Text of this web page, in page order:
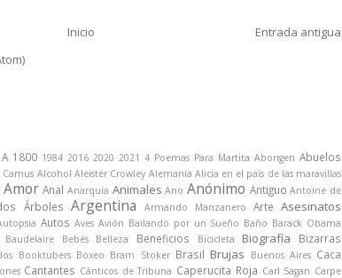
Entrada antigua
Inicio
1800 1984 2016 2020 2021 4 Poemas Para Martita Aborigen Abuelos
Alcohol Aleister Crowley Alemania Alicia en el país de las maravillas
Amor Anal Anarquía Animales Ano Anónimo Antiguo Antoine de
Árboles Argentina Armando Manzanero Arte Asesinatos
Autos Aves Avión Bailando por un Sueño Baño Barack Obama
Baudelaire Bebés Belleza Beneficios Bicicleta Biografía Bizarras
Booktubers Boxeo Bram Stoker Brasil Brujas Buenos Aires Caca
Cantantes Cánticos de Tribuna Caperucita Roja Carl Sagan Carpe